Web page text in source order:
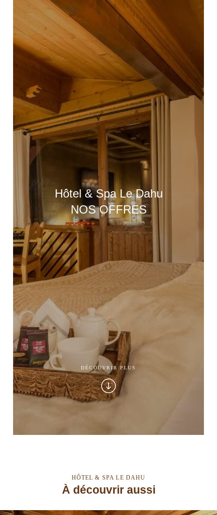
Hôtel & Spa Le Dahu
NOS OFFRES
DÉCOUVRIR PLUS
HÔTEL & SPA LE DAHU
À découvrir aussi